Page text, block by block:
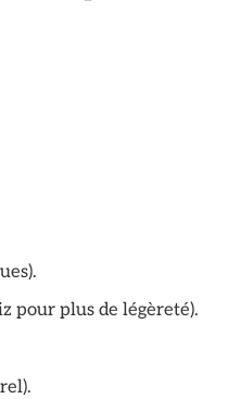
pour plus de légèreté).